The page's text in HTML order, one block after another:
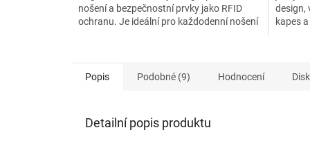
nošení a bezpečnostní prvky jako RFID
ochranu. Je ideální pro každodenní nošení
design,
kapes
Popis Podobné (9) Hodnocení
Detailní popis produktu